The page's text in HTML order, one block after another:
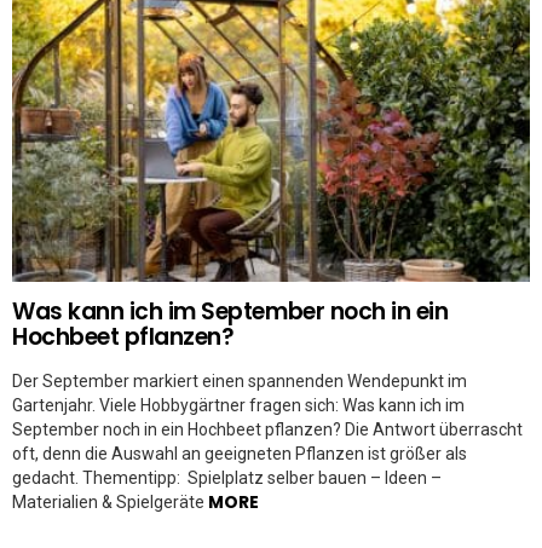
Was kann ich im September noch in ein
Hochbeet pflanzen?
Der September markiert einen spannenden Wendepunkt im
Gartenjahr. Viele Hobbygärtner fragen sich: Was kann ich im
September noch in ein Hochbeet pflanzen? Die Antwort überrascht
oft, denn die Auswahl an geeigneten Pflanzen ist größer als
gedacht. Thementipp: Spielplatz selber bauen – Ideen –
Materialien & Spielgeräte MORE